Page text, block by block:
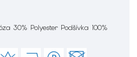
30% Polyester Podšívka 100%